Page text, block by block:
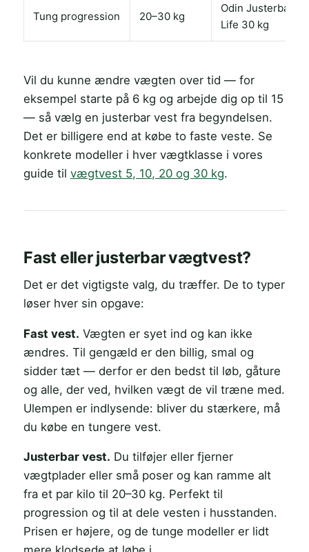
Tung progression 20–30 kg
Odin Justerbar
Life 30 kg
Vil du kunne ændre vægten over tid — for
eksempel starte på 6 kg og arbejde dig op til 15
— så vælg en justerbar vest fra begyndelsen.
Det er billigere end at købe to faste veste. Se
konkrete modeller i hver vægtklasse i vores
guide til vægtvest 5, 10, 20 og 30 kg.
Fast eller justerbar vægtvest?
Det er det vigtigste valg, du træffer. De to typer
løser hver sin opgave:
Fast vest. Vægten er syet ind og kan ikke
ændres. Til gengæld er den billig, smal og
sidder tæt — derfor er den bedst til løb, gåture
og alle, der ved, hvilken vægt de vil træne med.
Ulempen er indlysende: bliver du stærkere, må
du købe en tungere vest.
Justerbar vest. Du tilføjer eller fjerner
vægtplader eller små poser og kan ramme alt
fra et par kilo til 20–30 kg. Perfekt til
progression og til at dele vesten i husstanden.
Prisen er højere, og de tunge modeller er lidt